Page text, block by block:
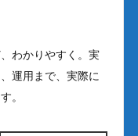
わかりやすく。実
運用まで、実際に
。